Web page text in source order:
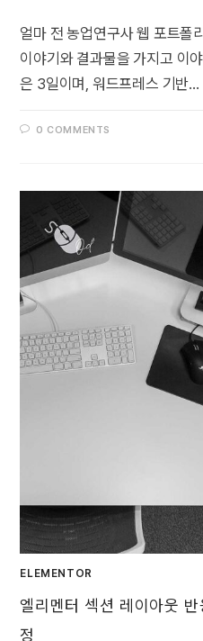
얼마 전 농업연구사 웹 포트폴
이야기와 결과물을 가지고 이
은 3일이며, 워드프레스 기반…
0 COMMENTS
ELEMENTOR
엘리멘터 섹션 레이아웃
정